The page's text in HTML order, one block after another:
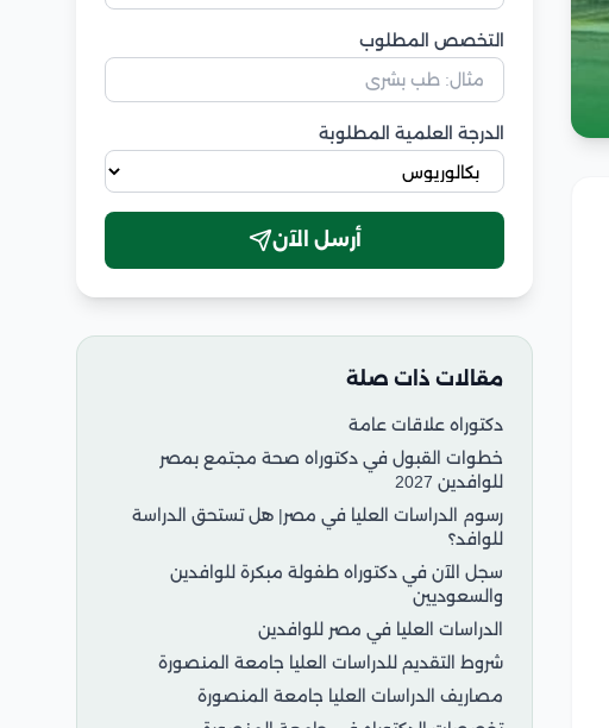
التخصص المطلوب
الدرجة العلمية المطلوبة
أرسل الآن
مقالات ذات صلة
دكتوراه علاقات عامة
خطوات القبول في دكتوراه صحة مجتمع بمصر
للوافدين 2027
رسوم الدراسات العليا في مصر| هل تستحق الدراسة
للوافد؟
سجل الآن في دكتوراه طفولة مبكرة للوافدين
والسعوديين
الدراسات العليا في مصر للوافدين
شروط التقديم للدراسات العليا جامعة المنصورة
مصاريف الدراسات العليا جامعة المنصورة